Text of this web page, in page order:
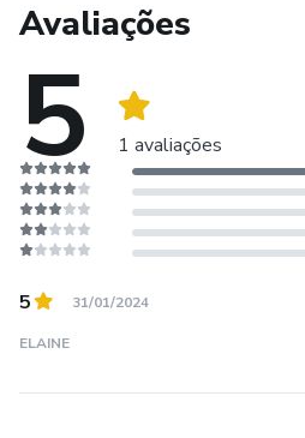
Avaliações
5 1 avaliações
5 31/01/2024
ELAINE